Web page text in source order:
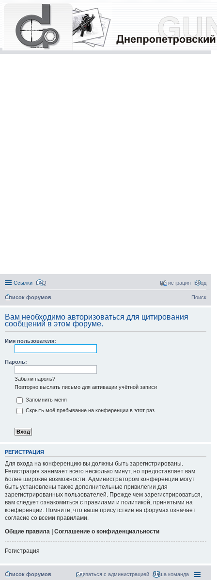
Ссылки FAQ Вход
Регистрация
Список форумов Поиск
Вам необходимо авторизоваться для цитирования
сообщений в этом форуме.
Имя пользователя:
Пароль:
Забыли пароль?
Повторно выслать письмо для активации учётной записи
Запомнить меня
Скрыть моё пребывание на конференции в этот раз
РЕГИСТРАЦИЯ
Для входа на конференцию вы должны быть зарегистрированы.
Регистрация занимает всего несколько минут, но предоставляет вам
более широкие возможности. Администратором конференции могут
быть установлены также дополнительные привилегии для
зарегистрированных пользователей. Прежде чем зарегистрироваться,
вам следует ознакомиться с правилами и политикой, принятыми на
конференции. Помните, что ваше присутствие на форумах означает
согласие со всеми правилами.
Общие правила | Соглашение о конфиденциальности
Регистрация
Список форумов Наша команда
Связаться с администрацией